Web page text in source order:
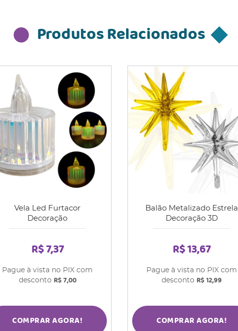
Produtos Relacionados
Vela Led Furtacor
Decoração
R$ 7,37
Pague à vista no PIX com
desconto R$ 7,00
COMPRAR AGORA!
Balão Metalizado Estrela
Decoração 3D
R$ 13,67
Pague à vista no PIX com
desconto R$ 12,99
COMPRAR AGORA!